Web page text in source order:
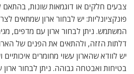
צבעים חלקים או דוגמאות שונות, בהתאם
פונקציונליות: יש לבחור ארון שמתאים
המשתמש. ניתן לבחור ארון עם מדפים,
דלתות הזזה, ולהתאים את הפנים של
יש לוודא שהארון עשוי מחומרים
בטיחות ואבטחה גבוהה. ניתן לבחור ארון